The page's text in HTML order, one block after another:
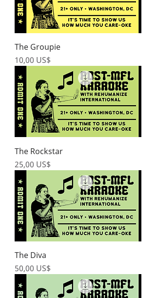
The Groupie
Price
10,00 US$
The Rockstar
Price
25,00 US$
The Diva
Price
50,00 US$